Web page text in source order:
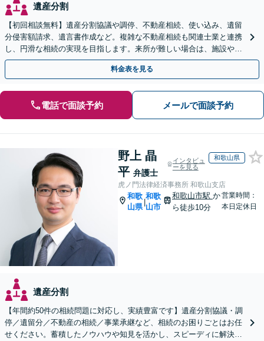
遺産分割
【初回相談無料】遺産分割協議や調停、不動産相続、使い込み、遺留
分侵害額請求、遺言書作成など。複雑な不動産相続も関連士業と連携
し、円滑な相続の実現を目指します。来所が難しい場合は、施設や病
院への出張相談も対応可能です【弁護士歴19年以上】
料金表を見る
電話で面談予約 メールで面談予約
野上 晶
平 弁護士
インタビュ
ーを見る
和歌山県
虎ノ門法律経済事務所 和歌山支店
和歌
山県
|
和歌
山市
和歌山市駅 か
ら徒歩10分
営業時間：
本日定休日
遺産分割
【年間約50件の相続問題に対応し、実績豊富です】遺産分割協議・調
停／遺留分／不動産の相続／事業承継など、相続のお困りごとはお任
せください。蓄積したノウハウや知見を活かし、スピーディに解決を